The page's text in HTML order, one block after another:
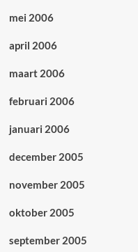
mei 2006
april 2006
maart 2006
februari 2006
januari 2006
december 2005
november 2005
oktober 2005
september 2005